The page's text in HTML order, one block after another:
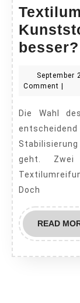
besser?
September
Comment
Die Wahl des richtigen Umreifungsbandes kann
geht. Zwei
Doch
READ